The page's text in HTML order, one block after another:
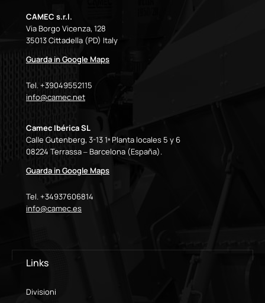
CAMEC s.r.l.
Via Borgo Vicenza, 128
35013 Cittadella (PD) Italy
Guarda in Google Maps
Tel. +39049552115
info@camec.net
Camec Ibérica SL
Calle Gutenberg, 3-13 1ª Planta locales 5 y 6
08224 Terrassa – Barcelona (España).
Guarda in Google Maps
Tel. +34937606814
info@camec.es
Links
Divisioni